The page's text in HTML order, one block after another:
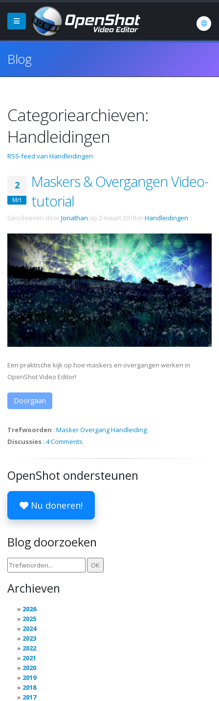
Blog
Categoriearchieven:
Handleidingen
RSS-feed van Handleidingen
2
Mrt
Maskers & Overgangen Video-
tutorial
Geschreven doorJonathan op 2 maart 2018 in Handleidingen .
Een praktische kijk op hoe maskers en overgangen werken in
OpenShot Video Editor!
Doorgaan
Trefwoorden : MaskerOvergangHandleiding
Discussies : 4 Comments
OpenShot ondersteunen
Nu doneren!
Blog doorzoeken
Archieven
2026
2025
2024
2023
2022
2021
2020
2019
2018
2017